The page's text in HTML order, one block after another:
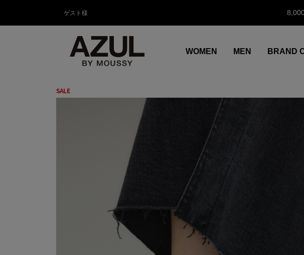
ゲスト様
WOMEN MEN BRAND
SALE